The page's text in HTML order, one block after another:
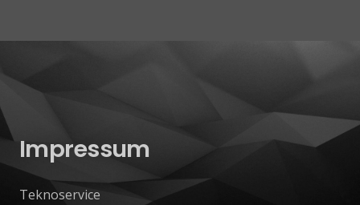
Impressum
Teknoservice